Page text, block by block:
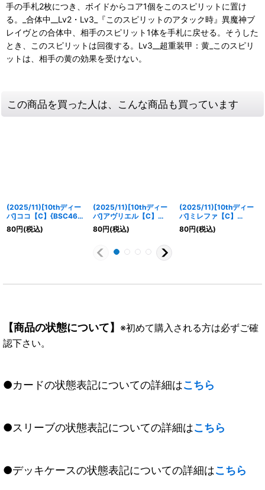
手の手札2枚につき、ボイドからコア1個をこのスピリットに置け
る。_合体中__Lv2・Lv3_『このスピリットのアタック時』異魔神ブ
レイヴとの合体中、相手のスピリット1体を手札に戻せる。そうした
とき、このスピリットは回復する。Lv3__超重装甲：黄_このスピリ
ットは、相手の黄の効果を受けない。
この商品を買った人は、こんな商品も買っています
(2025/11)[10thディー
バ]ココ【C】{BSC46-
033}《黄》
80円(税込)
(2025/11)[10thディー
バ]アヴリエル【C】
{BSC46-034}《黄》
80円(税込)
(2025/11)[10thディー
バ]ミレファ【C】
{BSC46-035}《黄》
80円(税込)
【商品の状態について】 ※初めて購入される方は必ずご確
認下さい。
●カードの状態表記についての詳細はこちら
●スリーブの状態表記についての詳細はこちら
●デッキケースの状態表記についての詳細はこちら